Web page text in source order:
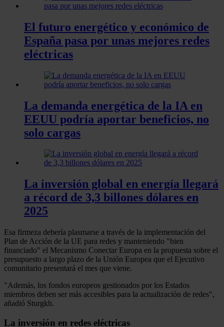
El futuro energético y económico de
España pasa por unas mejores redes
eléctricas
La demanda energética de la IA en
EEUU podría aportar beneficios, no
solo cargas
La inversión global en energía llegará
a récord de 3,3 billones dólares en
2025
Esa firmeza debería plasmarse a través de la implementación del
Plan de Acción de la UE para redes y manteniendo "bien
financiado" el Mecanismo Conectar Europa en la propuesta sobre el
presupuesto a largo plazo de la Unión Europea que el Ejecutivo
comunitario presentará el mes que viene.
"Además, los fondos europeos gestionados por los Estados
miembros deben ser más accesibles para la actualización de redes",
añadió Sturgkh.
La inversión en redes eléctricas